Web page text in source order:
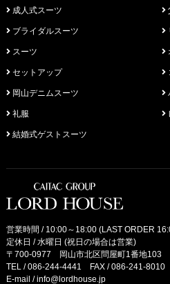
成人式スーツ
ブライダルスーツ
スーツ
セットアップ
岡山デニムスーツ
礼服
結婚式ゲストスーツ
営業時間 / 10:00～18:00 (LAST ORDER
定休日 / 水曜日 (祝日の場合は営業)
〒700-0977 岡山市北区問屋町1番地103
TEL /086-244-4441 FAX / 086-241-8010
E-mail /info@lordhouse.jp